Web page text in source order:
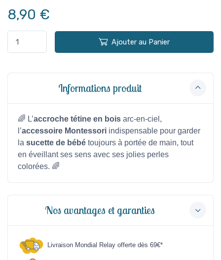
8,90 €
Ajouter au Panier
Informations produit
🌈 L’accroche tétine en bois arc-en-ciel,
l’accessoire Montessori indispensable pour garder
la sucette de bébé toujours à portée de main, tout
en éveillant ses sens avec ses jolies perles
colorées. 🌈
Nos avantages et garanties
Livraison Mondial Relay offerte dès 69€*